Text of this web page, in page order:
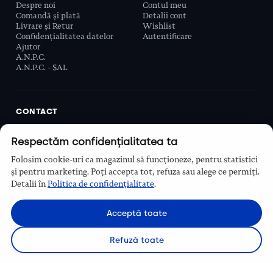
Despre noi
Comandă și plată
Livrare și Retur
Confidențialitatea datelor
Ajutor
A.N.P.C.
A.N.P.C. - SAL
Contul meu
Detalii cont
Wishlist
Autentificare
CONTACT
Sector 6, București, România
Program
Luni–Vineri, 9:00 – 16:00
Respectăm confidențialitatea ta
Folosim cookie-uri ca magazinul să funcționeze, pentru statistici
și pentru marketing. Poți accepta tot, refuza sau alege ce permiți.
Detalii înPolitica de confidențialitate.
Acceptă toate
Refuză toate